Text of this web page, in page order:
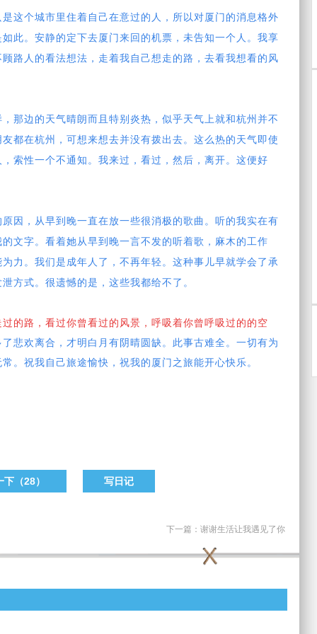
这个城市里住着自己在意过的人，所以对厦门的消息格外
此。安静的定下去厦门来回的机票，未告知一个人。我享
路人的看法想法，走着我自己想走的路，去看我想看的风
那边的天气晴朗而且特别炎热，似乎天气上就和杭州并不
都在杭州，可想来想去并没有拨出去。这么热的天气即使
，索性一个不通知。我来过，看过，然后，离开。这便好
原因，从早到晚一直在放一些很消极的歌曲。听的我实在有
文字。看着她从早到晚一言不发的听着歌，麻木的工作
力。我们是成年人了，不再年轻。这种事儿早就学会了承
方式。很遗憾的是，这些我都给不了。
的路，看过你曾看过的风景，呼吸着你曾呼吸过的的空
了悲欢离合，才明白月有阴晴圆缺。此事古难全。一切有为
。祝我自己旅途愉快，祝我的厦门之旅能开心快乐。
下（28） 写日记
下一篇： 谢谢生活让我遇见了你